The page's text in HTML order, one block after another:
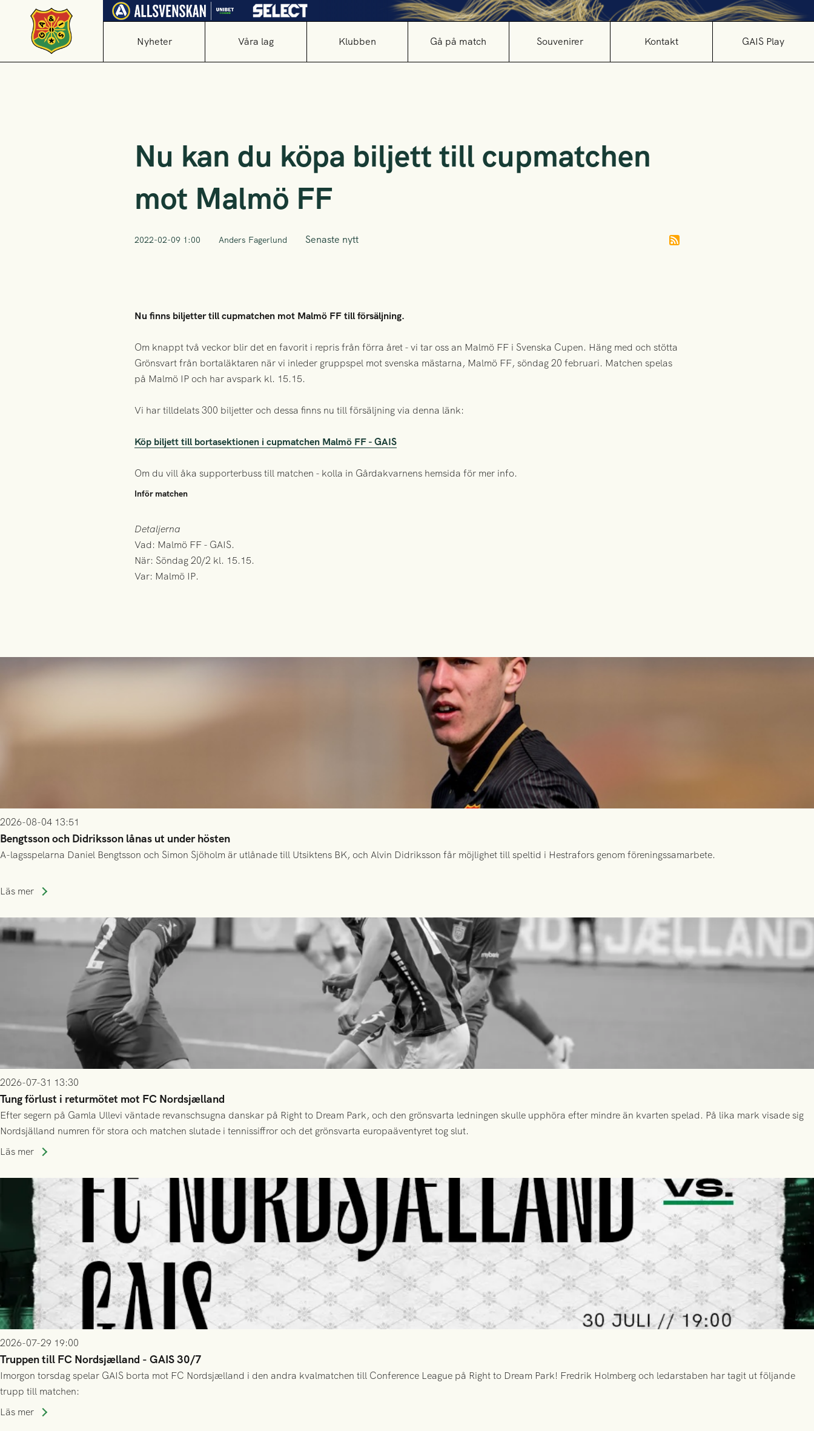
Nyheter Våra lag Klubben Gå på match Souvenirer Kontakt GAIS Play
Nu kan du köpa biljett till cupmatchen
mot Malmö FF
2022-02-09 1:00 Anders Fagerlund Senaste nytt
Nu finns biljetter till cupmatchen mot Malmö FF till försäljning.
Om knappt två veckor blir det en favorit i repris från förra året - vi tar oss an Malmö FF i Svenska Cupen. Häng med och stötta
Grönsvart från bortaläktaren när vi inleder gruppspel mot svenska mästarna, Malmö FF, söndag 20 februari. Matchen spelas
på Malmö IP och har avspark kl. 15.15.
Vi har tilldelats 300 biljetter och dessa finns nu till försäljning via denna länk:
Köp biljett till bortasektionen i cupmatchen Malmö FF - GAIS
Om du vill åka supporterbuss till matchen - kolla in Gårdakvarnens hemsida för mer info.
Inför matchen
Detaljerna
Vad: Malmö FF - GAIS.
När: Söndag 20/2 kl. 15.15.
Var: Malmö IP.
2026-08-04 13:51
Bengtsson och Didriksson lånas ut under hösten
A-lagsspelarna Daniel Bengtsson och Simon Sjöholm är utlånade till Utsiktens BK, och Alvin Didriksson får möjlighet till speltid i Hestrafors genom föreningssamarbete.
Läs mer
2026-07-31 13:30
Tung förlust i returmötet mot FC Nordsjælland
Efter segern på Gamla Ullevi väntade revanschsugna danskar på Right to Dream Park, och den grönsvarta ledningen skulle upphöra efter mindre än kvarten spelad. På lika mark visade sig
Nordsjälland numren för stora och matchen slutade i tennissiffror och det grönsvarta europaäventyret tog slut.
Läs mer
2026-07-29 19:00
Truppen till FC Nordsjælland - GAIS 30/7
Imorgon torsdag spelar GAIS borta mot FC Nordsjælland i den andra kvalmatchen till Conference League på Right to Dream Park! Fredrik Holmberg och ledarstaben har tagit ut följande
trupp till matchen:
Läs mer